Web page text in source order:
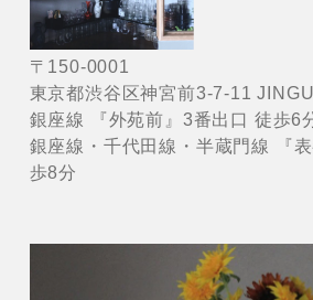
〒150-0001
東京都渋谷区神宮前3-7-11
銀座線 『外苑前』3番出口 徒歩6
銀座線・千代田線・半蔵門線 『
歩8分